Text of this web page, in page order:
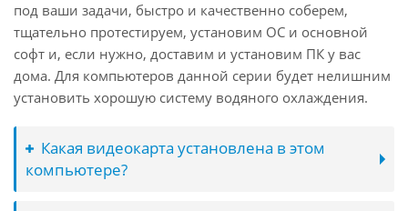
под ваши задачи, быстро и качественно соберем,
тщательно протестируем, установим ОС и основной
софт и, если нужно, доставим и установим ПК у вас
дома. Для компьютеров данной серии будет нелишним
установить хорошую систему водяного охлаждения.
Какая видеокарта установлена в этом
компьютере?